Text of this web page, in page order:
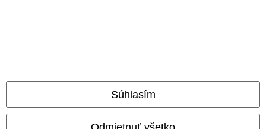
Súhlasím
© 1986-2026 EMP Merchandising